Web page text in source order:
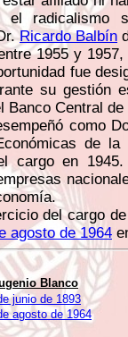
el radicalismo
Ricardo Balbín
1955 y
fue
su gestión
Banco Central
como
de la
cargo en
del cargo
agosto de 1964
Blanco
junio de 1893
agosto de 1964